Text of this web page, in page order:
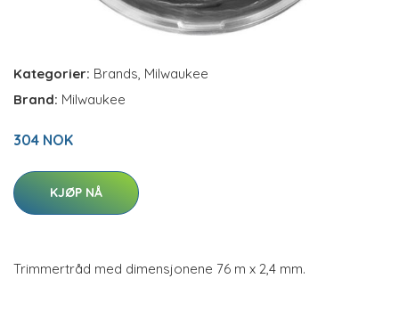
Kategorier: Brands, Milwaukee
Brand: Milwaukee
304 NOK
KJØP NÅ
Trimmertråd med dimensjonene 76 m x 2,4 mm.